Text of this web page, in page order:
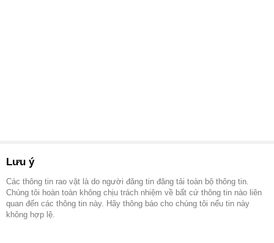
Lưu ý
Các thông tin rao vặt là do người đăng tin đăng tải toàn bộ thông tin.
Chúng tôi hoàn toàn không chịu trách nhiệm về bất cứ thông tin nào liên
quan đến các thông tin này. Hãy thông báo cho chúng tôi nếu tin này
không hợp lệ.